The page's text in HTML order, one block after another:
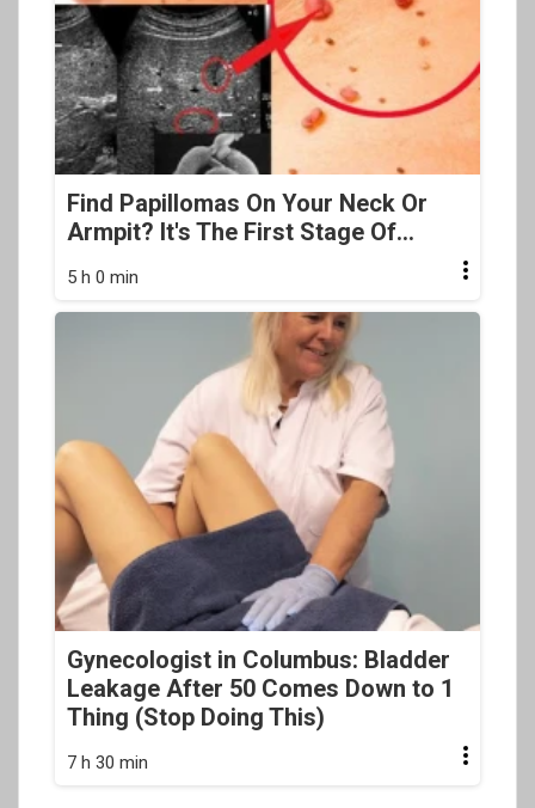
Find Papillomas On Your Neck Or
Armpit? It's The First Stage Of...
5 h 0 min
Gynecologist in Columbus: Bladder
Leakage After 50 Comes Down to 1
Thing (Stop Doing This)
7 h 30 min